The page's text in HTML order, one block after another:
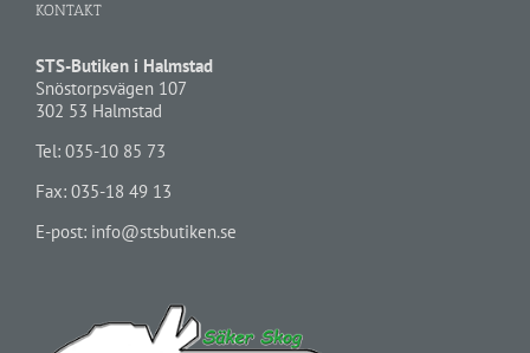
KONTAKT
STS-Butiken i Halmstad
Snöstorpsvägen 107
302 53 Halmstad
Tel: 035-10 85 73
Fax: 035-18 49 13
E-post: info@stsbutiken.se